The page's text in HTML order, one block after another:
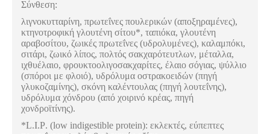
Σύνθεση:
λιγνοκυτταρίνη, πρωτεΐνες πουλερικών (αποξηραμένες),
κτηνοτροφική γλουτένη σίτου*, ταπιόκα, γλουτένη
αραβοσίτου, ζωικές πρωτεΐνες (υδρολυμένες), καλαμπόκι,
σιτάρι, ζωικό λίπος, πολτός σακχαρότευτλων, μέταλλα,
ιχθυέλαιο, φρουκτοολιγοσακχαρίτες, έλαιο σόγιας, ψύλλιο
(σπόροι με φλοιό), υδρόλυμα οστρακοειδών (πηγή
γλυκοζαμίνης), σκόνη καλέντουλας (πηγή λουτεΐνης),
υδρόλυμα χόνδρου (από χοιρινό κρέας, πηγή
χονδροϊτίνης).
*L.I.P. (low indigestible protein): εκλεκτές, εύπεπτες